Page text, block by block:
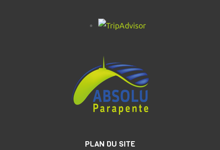
PLAN DU SITE